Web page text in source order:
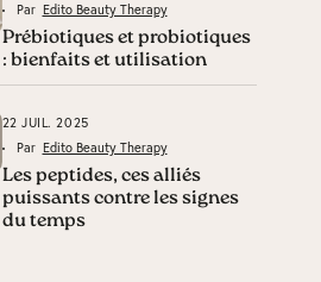
Par Edito Beauty Therapy
Prébiotiques et probiotiques
: bienfaits et utilisation
22 JUIL. 2025
Par Edito Beauty Therapy
Les peptides, ces alliés
puissants contre les signes
du temps